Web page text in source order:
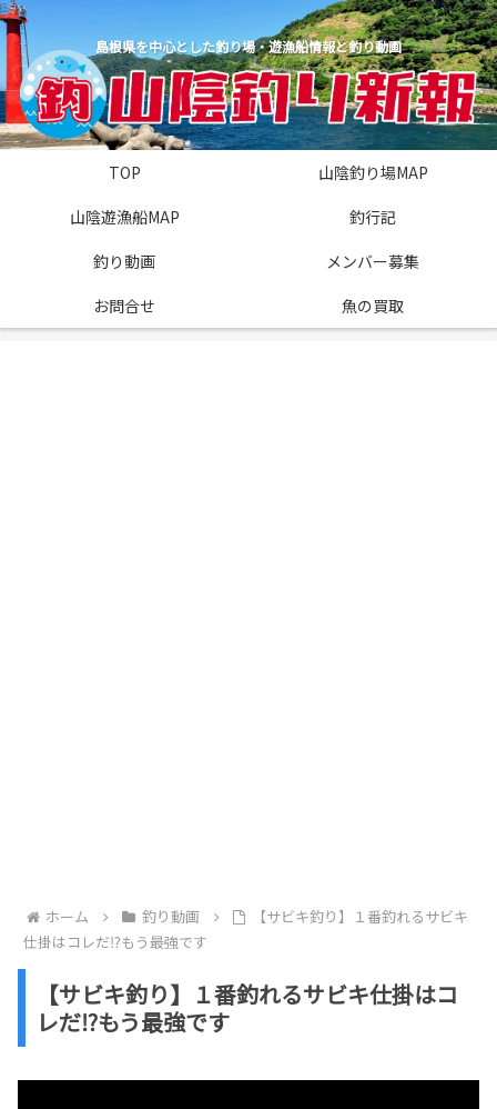
島根県を中心とした釣り場・遊漁船情報と釣り動画
TOP
山陰釣り場MAP
山陰遊漁船MAP
釣行記
釣り動画
メンバー募集
お問合せ
魚の買取
ホーム 釣り動画
【サビキ釣り】１番釣れるサビキ
仕掛はコレだ⁉もう最強です
【サビキ釣り】１番釣れるサビキ仕掛はコ
レだ⁉もう最強です